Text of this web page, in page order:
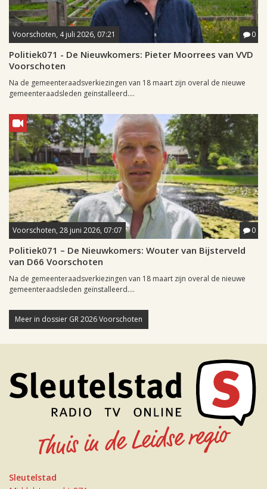
Voorschoten, 4 juli 2026, 07:21 0
Politiek071 - De Nieuwkomers: Pieter Moorrees van VVD
Voorschoten
Na de gemeenteraadsverkiezingen van 18 maart zijn overal de nieuwe
gemeenteraadsleden geïnstalleerd....
Voorschoten, 28 juni 2026, 07:07 0
Politiek071 – De Nieuwkomers: Wouter van Bijsterveld
van D66 Voorschoten
Na de gemeenteraadsverkiezingen van 18 maart zijn overal de nieuwe
gemeenteraadsleden geïnstalleerd....
Meer in dossier GR 2026 Voorschoten
Sleutelstad